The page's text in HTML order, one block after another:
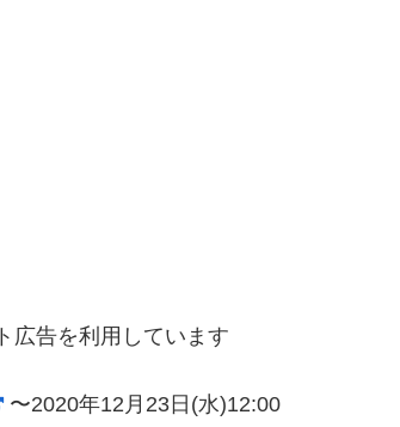
広告を利用しています
〜2020年12月23日(水)12:00